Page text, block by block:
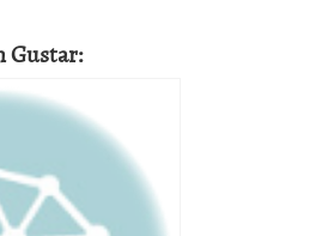
Gustar: